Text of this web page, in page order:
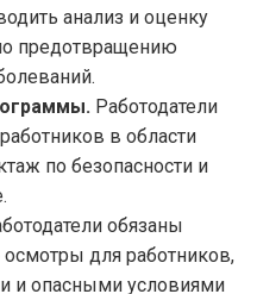
анализ и оценку
предотвращению
Работодатели
в области
по безопасности и
обязаны
для работников,
и опасными условиями